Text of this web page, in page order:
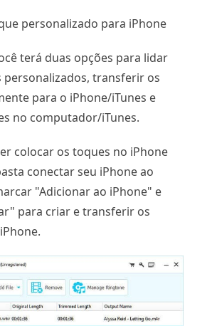
personalizado para iPhone
terá duas opções para lidar
personalizados, transferir os
para o iPhone/iTunes e
no computador/iTunes.
colocar os toques no iPhone
conectar seu iPhone ao
"Adicionar ao iPhone" e
para criar e transferir os